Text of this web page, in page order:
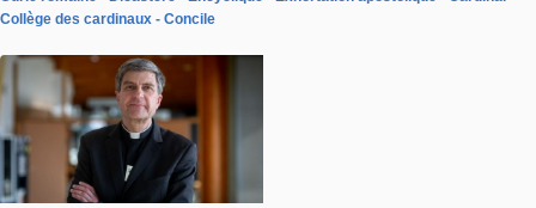
Collège des cardinaux
Concile